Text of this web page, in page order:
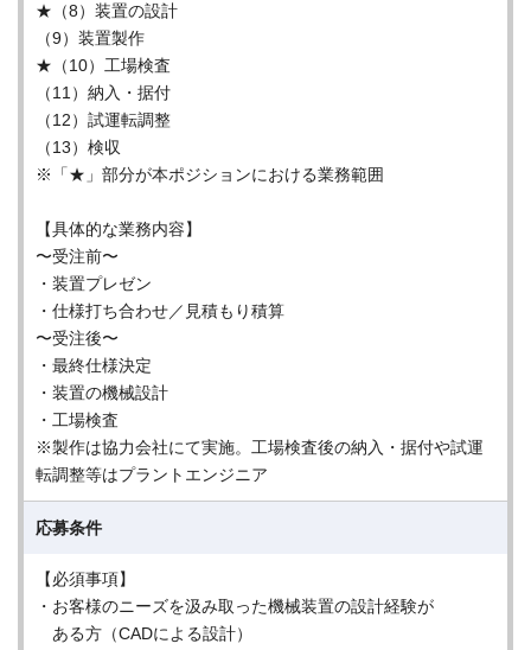
★（8）装置の設計
（9）装置製作
★（10）⼯場検査
（11）納⼊・据付
（12）試運転調整
（13）検収
※「★」部分が本ポジションにおける業務範囲
【具体的な業務内容】
〜受注前〜
・装置プレゼン
・仕様打ち合わせ／⾒積もり積算
〜受注後〜
・最終仕様決定
・装置の機械設計
・⼯場検査
※製作は協⼒会社にて実施。⼯場検査後の納⼊・据付や試運
転調整等はプラントエンジニア
応募条件
【必須事項】
・お客様のニーズを汲み取った機械装置の設計経験が
ある⽅（CADによる設計）